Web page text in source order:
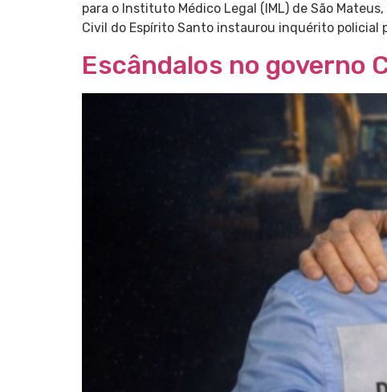
para o Instituto Médico Legal (IML) de São
Civil do Espírito Santo instaurou inquérito
Escândalos no governo